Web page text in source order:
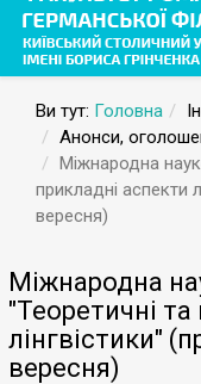
Ви тут: Головна
Анонси,
Міжнародна
прикладні аспекти
вересня)
Міжнародна
"Теоретичні
лінгвістики"
вересня)